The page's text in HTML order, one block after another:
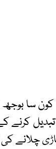
سا بوجھ
کرنے
گاڑی